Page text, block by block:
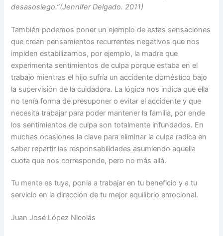
desasosiego.”(Jennifer Delgado. 2011)
También podemos poner un ejemplo de estas sensaciones
que crean pensamientos recurrentes negativos que nos
impiden estabilizarnos, por ejemplo, la madre que
experimenta sentimientos de culpa porque estaba en el
trabajo mientras el hijo sufría un accidente doméstico bajo
la supervisión de la cuidadora. La lógica nos indica que ella
no tenía forma de presuponer o evitar el accidente y que
necesita trabajar para poder mantener la familia, por ende
los sentimientos de culpa son totalmente infundados. En
muchas ocasiones la clave para eliminar la culpa radica en
saber repartir las responsabilidades asumiendo aquella
cuota que nos corresponde, pero no más allá.
Tu mente es tuya, ponla a trabajar en tu beneficio y a tu
servicio en la dirección de tu mejor equilibrio emocional.
Juan José López Nicolás